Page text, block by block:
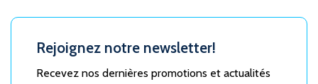
Rejoignez notre newsletter!
Recevez nos dernières promotions et actualités